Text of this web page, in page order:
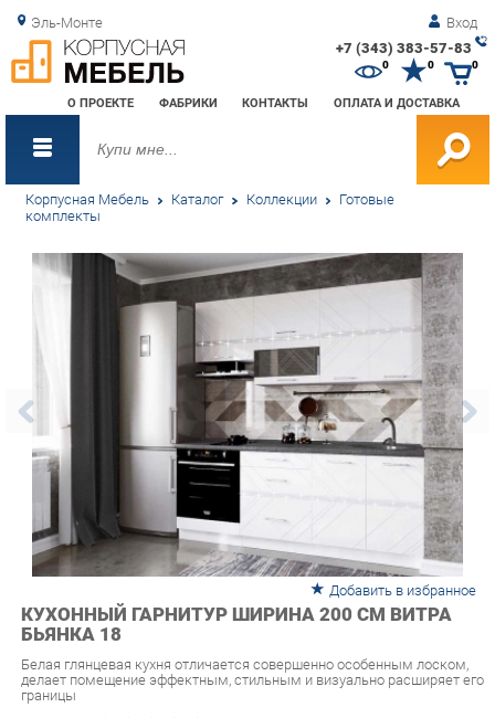
Эль-Монте Вход
+7 (343) 383-57-83
О ПРОЕКТЕ ФАБРИКИ КОНТАКТЫ ОПЛАТА И ДОСТАВКА
0 0
Корпусная Мебель Каталог Коллекции Готовые
комплекты
Добавить в избранное
КУХОННЫЙ ГАРНИТУР ШИРИНА 200 СМ ВИТРА
БЬЯНКА 18
Белая глянцевая кухня отличается совершенно особенным лоском,
границы
Рейтинг: